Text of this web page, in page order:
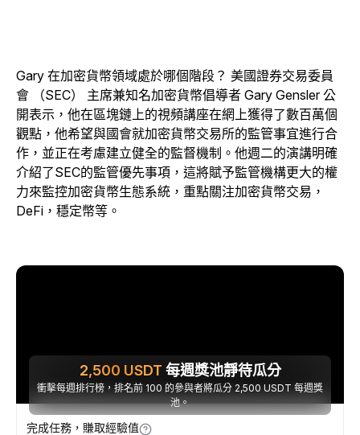
Gary 在加密貨幣領域處於哪個階段？ 美國證券交易委員
會 （SEC） 主席兼知名加密貨幣倡導者 Gary Gensler 公
開表示，他在區塊鏈上的視頻講座在網上獲得了數百萬個
觀點，他希望與國會就加密貨幣交易所的監管事宜進行合
作，並正在考慮建立健全的監督機制。他週二的演講明確
介紹了SEC的監管優先事項，這將賦予監管機構更大的權
力來監控加密貨幣生態系統，重點關注加密貨幣交易，
DeFi，穩定幣等。
2,500 USDT 每週獎池靜待瓜分
衝擊每週排行榜，排名前 100 的參與者將瓜分 2,500 USDT 每週獎
池。
完成任務，賺取經驗值